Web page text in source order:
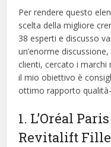
Per rendere questo
scelta della migliore
38 esperti e discusso
un’enorme
clienti, cercato i marchi
il mio obiettivo è
ottimo rapporto
1. L’Oréal
Revitalift